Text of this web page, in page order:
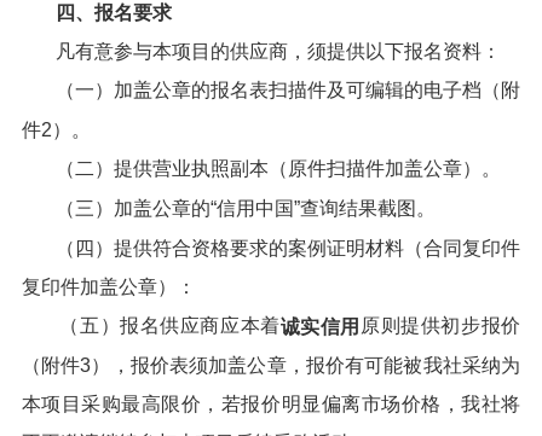
四、报名要求
凡有意参与本项目的供应商，须提供以下报名资料：
（一）加盖公章的报名表扫描件及可编辑的电子档（附
件2）。
（二）提供营业执照副本（原件扫描件加盖公章）。
（三）加盖公章的“信用中国”查询结果截图。
（四）提供符合资格要求的案例证明材料（合同复印件
复印件加盖公章）：
（五）报名供应商应本着诚实信用 原则提供初步报价
（附件3），报价表须加盖公章，报价有可能被我社采纳为
本项目采购最高限价，若报价明显偏离市场价格，我社将